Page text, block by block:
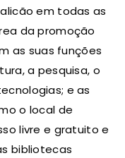
em todas as
da promoção
as suas funções
a pesquisa, o
e as
o local de
livre e gratuito e
bibliotecas